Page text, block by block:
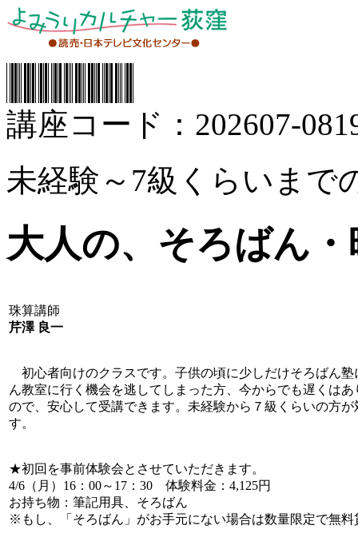
講座コード：202607-
未経験～7級くらいまで
大人の、そろばん
珠算講師
芹澤 良一
初心者向けのクラスです。子供の頃に少しだけそろばん塾
ん教室に行く機会を逃してしまった方、今からでも遅くは
ので、安心して受講できます。未経験から７級くらいの方
す。
★初回を事前体験会とさせていただきます。
4/6（月）16：00～17：30 体験料金：4,125円
お持ち物：筆記用具、そろばん
※もし、「そろばん」がお手元にない場合は数量限定で無